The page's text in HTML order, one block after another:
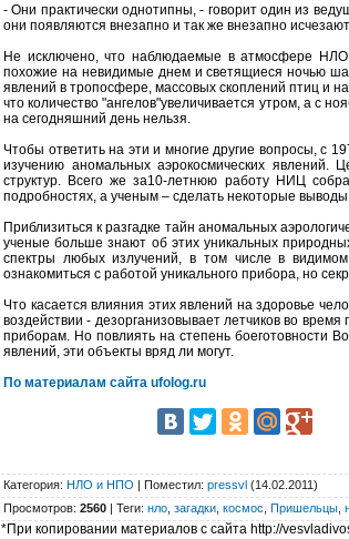
- Они практически однотипны, - говорит один из
они появляются внезапно и так же внезапно исчезают.
Не исключено, что наблюдаемые в атмосфере НЛО,
похожие на невидимые днем и светящиеся ночью
явлений в тропосфере, массовых скоплений птиц и
что количество "ангелов"увеличивается утром, а с
на сегодняшний день нельзя.
Чтобы ответить на эти и многие другие вопросы, с
изучению аномальных аэрокосмических явлений.
структур. Всего же за10-летнюю работу НИЦ
подробностях, а ученым – сделать некоторые
Приблизиться к разгадке тайн аномальных
ученые больше знают об этих уникальных
спектры любых излучений, в том числе в
ознакомиться с работой уникального прибора, но
Что касается влияния этих явлений на здоровье
воздействии - дезорганизовывает летчиков во
приборам. Но повлиять на степень
явлений, эти объекты вряд ли могут.
По материалам сайта ufolog.ru
Категория: НЛО и НПО | Поместил: pressvl (14.02.2011)
Просмотров: 2560 | Теги: нло загадки космос Пришельцы
*При копировании материалов с сайта http://